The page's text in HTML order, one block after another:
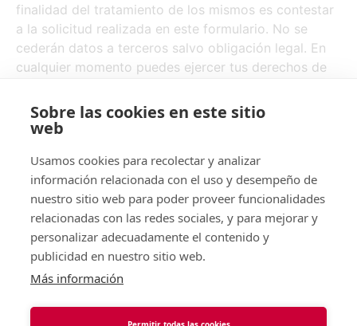
finalidad del tratamiento de los mismos es contestar
a la solicitud realizada en este formulario. No se
cederán datos a terceros salvo obligación legal. En
cualquier momento puedes ejercer tus derechos de
derechos escribiendo a
info@emaempresariasasociadas.es
Legal
Sobre las cookies en este sitio
web
Usamos cookies para recolectar y analizar
información relacionada con el uso y desempeño de
nuestro sitio web para poder proveer funcionalidades
relacionadas con las redes sociales, y para mejorar y
personalizar adecuadamente el contenido y
publicidad en nuestro sitio web.
Más información